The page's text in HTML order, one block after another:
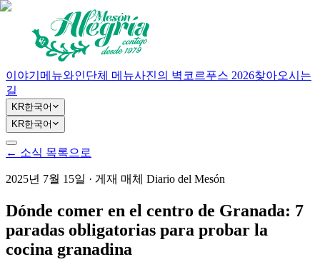
이야기 메뉴와인단체 메뉴사진의 벽 코르푸스 2026찾아오시는
길
KR한국어
KR한국어
← 소식 목록으로
2025년 7월 15일 · 게재 매체 Diario del Mesón
Dónde comer en el centro de Granada: 7
paradas obligatorias para probar la
cocina granadina